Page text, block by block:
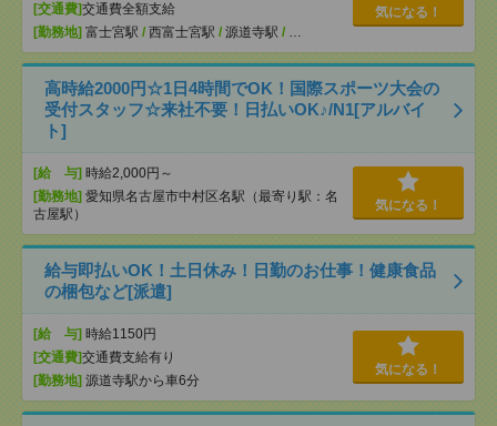
[交通費]交通費全額支給
[勤務地] 富士宮駅 / 西富士宮駅 / 源道寺駅 / …
気になる！
高時給2000円☆1日4時間でOK！国際スポーツ大会の
受付スタッフ☆来社不要！日払いOK♪/N1[アルバイ
ト]
[給 与] 時給2,000円～
[勤務地] 愛知県名古屋市中村区名駅（最寄り駅：名
古屋駅）
気になる！
給与即払いOK！土日休み！日勤のお仕事！健康食品
の梱包など[派遣]
[給 与] 時給1150円
[交通費]交通費支給有り
[勤務地] 源道寺駅から車6分
気になる！